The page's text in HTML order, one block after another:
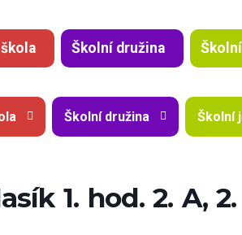
Školní družina
Školní družina Školní
1. hod. 2. A,